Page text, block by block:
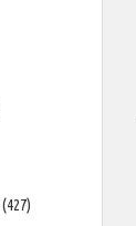
(427)